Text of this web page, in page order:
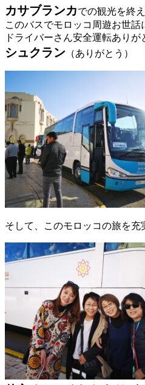
カサブランカでの観光を終
このバスでモロッコ周遊お世話
ドライバーさん安全運転ありが
シュクラン （ありがとう）
そして、このモロッコの旅を充